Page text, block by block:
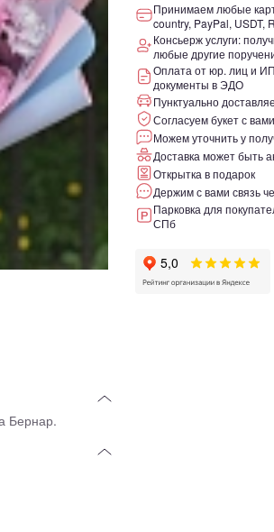
Принимаем любые
country, PayPal, USDT,
Консьерж услуги:
любые другие
Оплата от юр. лиц и
документы в ЭДО
Пунктуально
Согласуем букет с
Можем уточнить у
Доставка может быть
Открытка в подарок
Держим с вами связь
Парковка для
СПб
Бернар.